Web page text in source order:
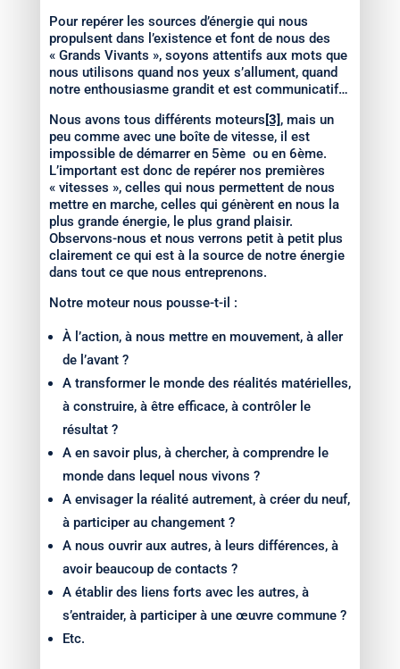
Pour repérer les sources d’énergie qui nous
propulsent dans l’existence et font de nous des
« Grands Vivants », soyons attentifs aux mots que
nous utilisons quand nos yeux s’allument, quand
notre enthousiasme grandit et est communicatif…
Nous avons tous différents moteurs [3], mais un
peu comme avec une boîte de vitesse, il est
impossible de démarrer en 5ème ou en 6ème.
L’important est donc de repérer nos premières
« vitesses », celles qui nous permettent de nous
mettre en marche, celles qui génèrent en nous la
plus grande énergie, le plus grand plaisir.
Observons-nous et nous verrons petit à petit plus
clairement ce qui est à la source de notre énergie
dans tout ce que nous entreprenons.
Notre moteur nous pousse-t-il :
À l’action, à nous mettre en mouvement, à aller
de l’avant ?
A transformer le monde des réalités matérielles,
à construire, à être efficace, à contrôler le
résultat ?
A en savoir plus, à chercher, à comprendre le
monde dans lequel nous vivons ?
A envisager la réalité autrement, à créer du neuf,
à participer au changement ?
A nous ouvrir aux autres, à leurs différences, à
avoir beaucoup de contacts ?
A établir des liens forts avec les autres, à
s’entraider, à participer à une œuvre commune ?
Etc.